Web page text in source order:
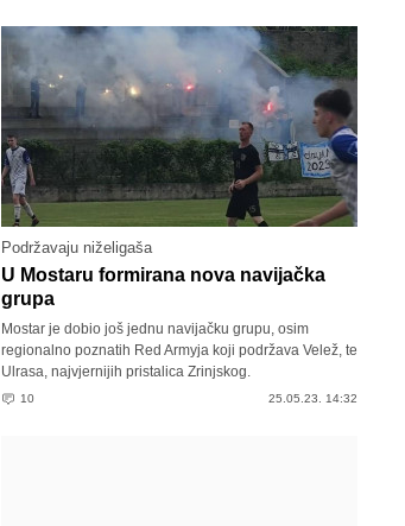
Podržavaju niželigaša
U Mostaru formirana nova navijačka
grupa
Mostar je dobio još jednu navijačku grupu, osim
regionalno poznatih Red Armyja koji podržava Velež, te
Ulrasa, najvjernijih pristalica Zrinjskog.
10 25.05.23. 14:32